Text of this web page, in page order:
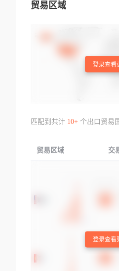
贸易区域
登录查看
匹配到共计 10+个出口贸易
贸易区域 交
登录查看